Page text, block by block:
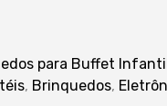
para Buffet
, Brinquedos,